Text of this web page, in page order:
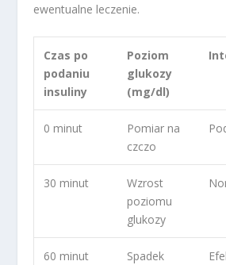
ewentualne leczenie.
Czas po
podaniu
insuliny
Poziom
glukozy
(mg/dl)
0 minut
Pomiar na
czczo
30 minut
Wzrost
poziomu
glukozy
60 minut
Spadek